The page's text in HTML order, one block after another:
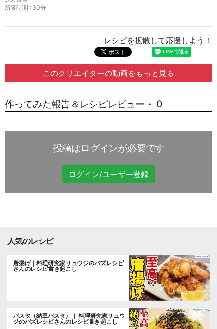
所要時間 : 30分
レシピを拡散して応援しよう！
このクリエイターの動画をもっと見る
作ってみた報告＆レシピレビュー・ 0
投稿はログインが必要です
ログイン/ユーザー登録
人気のレシピ
唐揚げ｜料理研究家リュウジのバズレシピ
さんのレシピ書き起こし
パスタ（納豆パスタ）｜ 料理研究家リュウ
ジのバズレシピさんのレシピ書き起こし